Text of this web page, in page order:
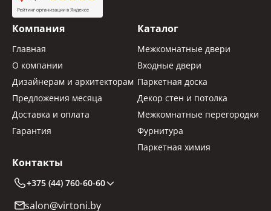
Компания
Главная
О компании
Дизайнерам и архитекторам
Предложения месяца
Доставка и оплата
Гарантия
Каталог
Межкомнатные двери
Входные двери
Паркетная доска
Декор стен и потолка
Межкомнатные перегородки
Фурнитура
Паркетная химия
Контакты
+375 (44) 760-60-60
salon@virtoni.by